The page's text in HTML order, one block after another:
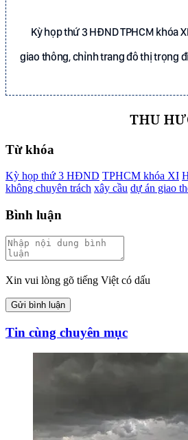
Kỳ họp thứ 3 HĐND TPHCM khóa
giao thông, chỉnh trang đô thị trọng
THU
Từ khóa
Kỳ họp thứ 3 HĐND TPHCM khóa XI
không chuyên trách xây cầu dự án giao
Bình luận
Xin vui lòng gõ tiếng Việt có dấu
Gửi bình luận
Tin cùng chuyên mục